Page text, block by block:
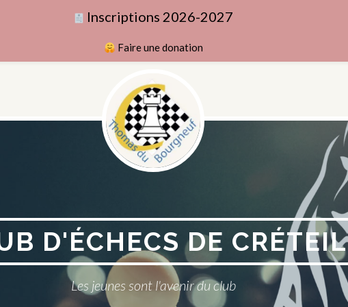
D'ÉCHECS DE CRÉTEIL
Les jeunes sont l'avenir du club
Inscriptions 2026-2027
Faire une donation